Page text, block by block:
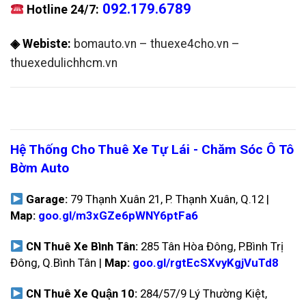
Hotline 24/7: 092.179.6789
◈ Webiste: bomauto.vn – thuexe4cho.vn –
thuexedulichhcm.vn
Hệ Thống Cho Thuê Xe Tự Lái - Chăm Sóc Ô Tô
Bờm Auto
Garage: 79 Thạnh Xuân 21, P. Thạnh Xuân, Q.12 |
Map: goo.gl/m3xGZe6pWNY6ptFa6
CN Thuê Xe Bình Tân: 285 Tân Hòa Đông, P.Bình Trị
Đông, Q.Bình Tân | Map: goo.gl/rgtEcSXvyKgjVuTd8
CN Thuê Xe Quận 10: 284/57/9 Lý Thường Kiệt,